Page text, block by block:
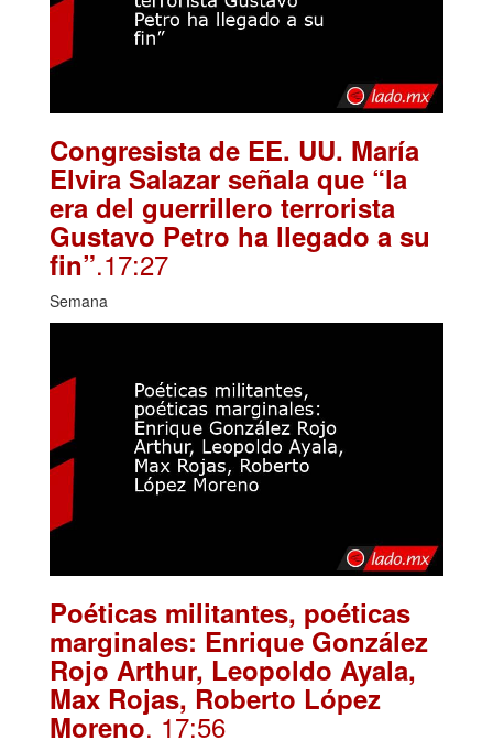
Congresista de EE. UU. María
Elvira Salazar señala que “la
era del guerrillero terrorista
Gustavo Petro ha llegado a su
fin”.17:27
Semana
Poéticas militantes, poéticas
marginales: Enrique González
Rojo Arthur, Leopoldo Ayala,
Max Rojas, Roberto López
Moreno. 17:56